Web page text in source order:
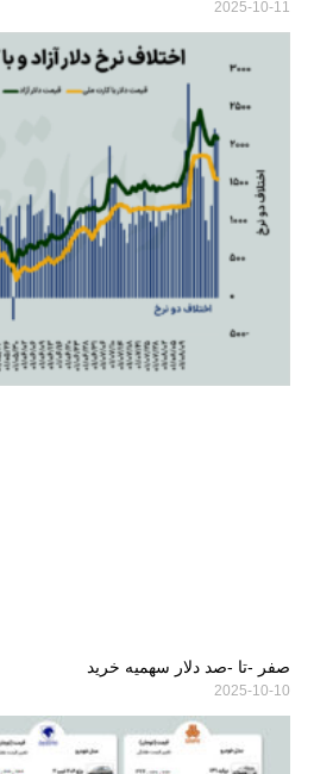
2025-10-11
صفر -تا -صد دلار سهمیه خرید
2025-10-10